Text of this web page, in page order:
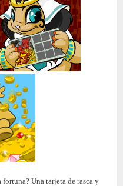
fortuna? Una tarjeta de rasca y